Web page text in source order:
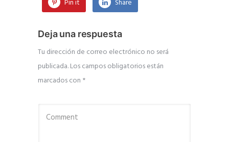
Pin it Share
Deja una respuesta
Tu dirección de correo electrónico no será
publicada.Los campos obligatorios están
marcados con *